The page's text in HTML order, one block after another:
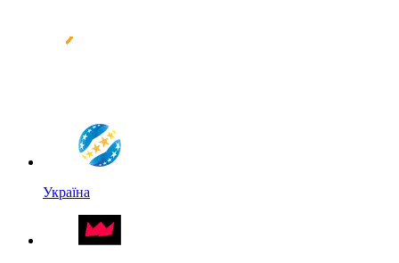
Україна